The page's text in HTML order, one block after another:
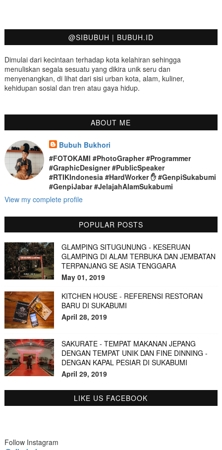
@SIBUBUH | BUBUH.ID
Dimulai dari kecintaan terhadap kota kelahiran sehingga
menuliskan segala sesuatu yang dikira unik seru dan
menyenangkan, di lihat dari sisi urban kota, alam, kuliner,
kehidupan sosial dan tren atau gaya hidup.
ABOUT ME
Bubuh Bukhori
#FOTOKAMI #PhotoGrapher #Programmer
#GraphicDesigner #PublicSpeaker
#RTIKIndonesia #HardWorker ✋ #GenpiSukabumi
#GenpiJabar #JelajahAlamSukabumi
View my complete profile
POPULAR POSTS
GLAMPING SITUGUNUNG - KESERUAN
GLAMPING DI ALAM TERBUKA DAN JEMBATAN
TERPANJANG SE ASIA TENGGARA
May 01, 2019
KITCHEN HOUSE - REFERENSI RESTORAN
BARU DI SUKABUMI
April 28, 2019
SAKURATE - TEMPAT MAKANAN JEPANG
DENGAN TEMPAT UNIK DAN FINE DINNING -
DENGAN KAPAL PESIAR DI SUKABUMI
April 29, 2019
LIKE US FACEBOOK
Follow Instagram